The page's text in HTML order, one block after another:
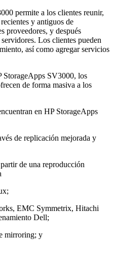
permite a los clientes reunir,
y antiguos de
proveedores, y después
Los clientes pueden
así como agregar servicios
StorageApps SV3000, los
de forma masiva a los
en HP StorageApps
de replicación mejorada y
de una reproducción
EMC Symmetrix, Hitachi
Dell;
mirroring; y